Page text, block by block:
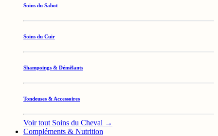
Soins du Sabot
Soins du Cuir
Shampoings & Démêlants
Tondeuses & Accessoires
Voir tout Soins du Cheval →
Compléments & Nutrition